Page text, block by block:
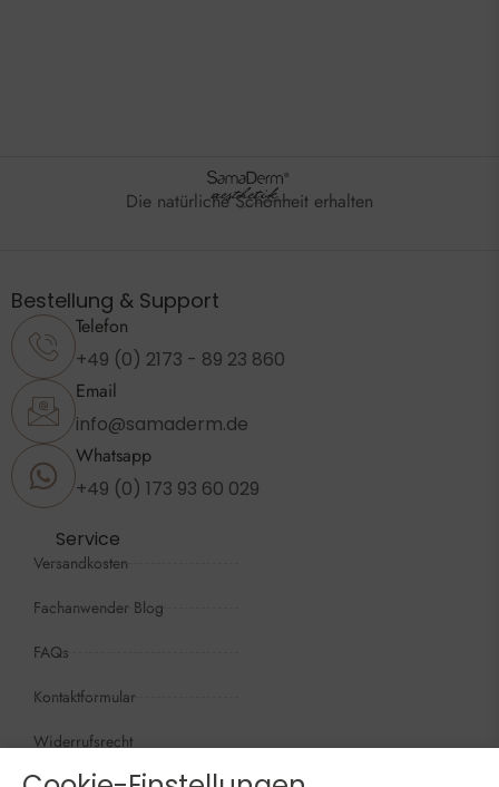
Die natürliche Schönheit erhalten
Bestellung & Support
Telefon
+49 (0) 2173 - 89 23 860
Email
info@samaderm.de
Whatsapp
+49 (0) 173 93 60 029
Service
Versandkosten
Fachanwender Blog
FAQs
Kontaktformular
Widerrufsrecht